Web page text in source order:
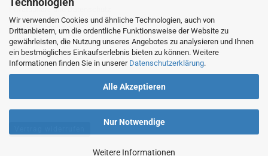
Wir verwenden Cookies und ähnliche Technologien, auch von
Drittanbietern, um die ordentliche Funktionsweise der Website zu
gewährleisten, die Nutzung unseres Angebotes zu analysieren und Ihnen
ein bestmögliches Einkaufserlebnis bieten zu können. Weitere
Informationen finden Sie in unserer Datenschutzerklärung.
Alle Akzeptieren
Nur Notwendige
Weitere Informationen
Privatsphäre und Datenschutz
Cookie Einstellungen